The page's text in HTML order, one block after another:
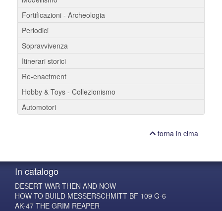
Fortificazioni - Archeologia
Periodici
Sopravvivenza
Itinerari storici
Re-enactment
Hobby & Toys - Collezionismo
Automotori
torna in cima
In catalogo
DESERT WAR THEN AND NOW
HOW TO BUILD MESSERSCHMITT BF 109 G-6
AK-47 THE GRIM REAPER